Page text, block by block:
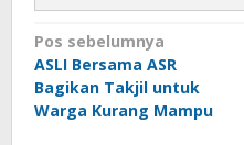
Navigasi
pos
Pos sebelumnya
ASLI Bersama ASR
Bagikan Takjil untuk
Warga Kurang Mampu